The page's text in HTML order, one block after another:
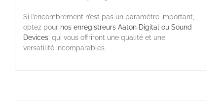
Si l’encombrement n’est pas un paramètre important,
optez pour nos enregistreurs Aaton Digital ou Sound
Devices, qui vous offriront une qualité et une
versatilité incomparables.